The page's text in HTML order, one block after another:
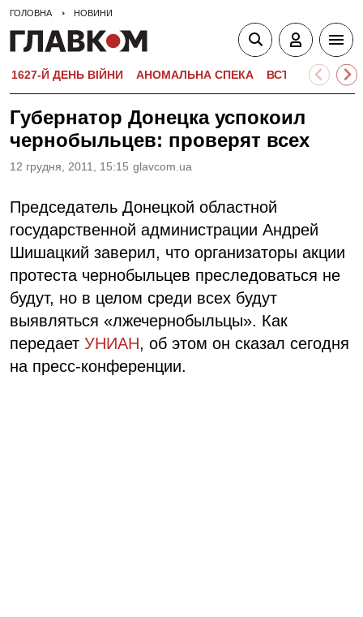
ГОЛОВНА НОВИНИ
1627-Й ДЕНЬ ВІЙНИ АНОМАЛЬНА СПЕКА ВСТУПНА
Губернатор Донецка успокоил
чернобыльцев: проверят всех
12 грудня, 2011, 15:15 glavcom.ua
Председатель Донецкой областной
государственной администрации Андрей
Шишацкий заверил, что организаторы акции
протеста чернобыльцев преследоваться не
будут, но в целом среди всех будут
выявляться «лжечернобыльцы». Как
передает УНИАН, об этом он сказал сегодня
на пресс-конференции.